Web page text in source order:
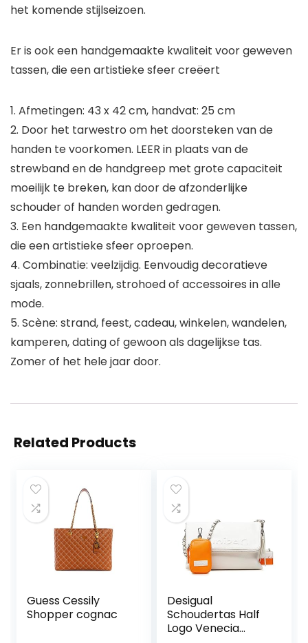
het komende stijlseizoen.
Er is ook een handgemaakte kwaliteit voor geweven
tassen, die een artistieke sfeer creëert
1. Afmetingen: 43 x 42 cm, handvat: 25 cm
2. Door het tarwestro om het doorsteken van de
handen te voorkomen. LEER in plaats van de
strewband en de handgreep met grote capaciteit
moeilijk te breken, kan door de afzonderlijke
schouder of handen worden gedragen.
3. Een handgemaakte kwaliteit voor geweven tassen,
die een artistieke sfeer oproepen.
4. Combinatie: veelzijdig. Eenvoudig decoratieve
sjaals, zonnebrillen, strohoed of accessoires in alle
mode.
5. Scène: strand, feest, cadeau, winkelen, wandelen,
kamperen, dating of gewoon als dagelijkse tas.
Zomer of het hele jaar door.
Related Products
Guess Cessily
Shopper cognac
Desigual
Schoudertas Half
Logo Venecia